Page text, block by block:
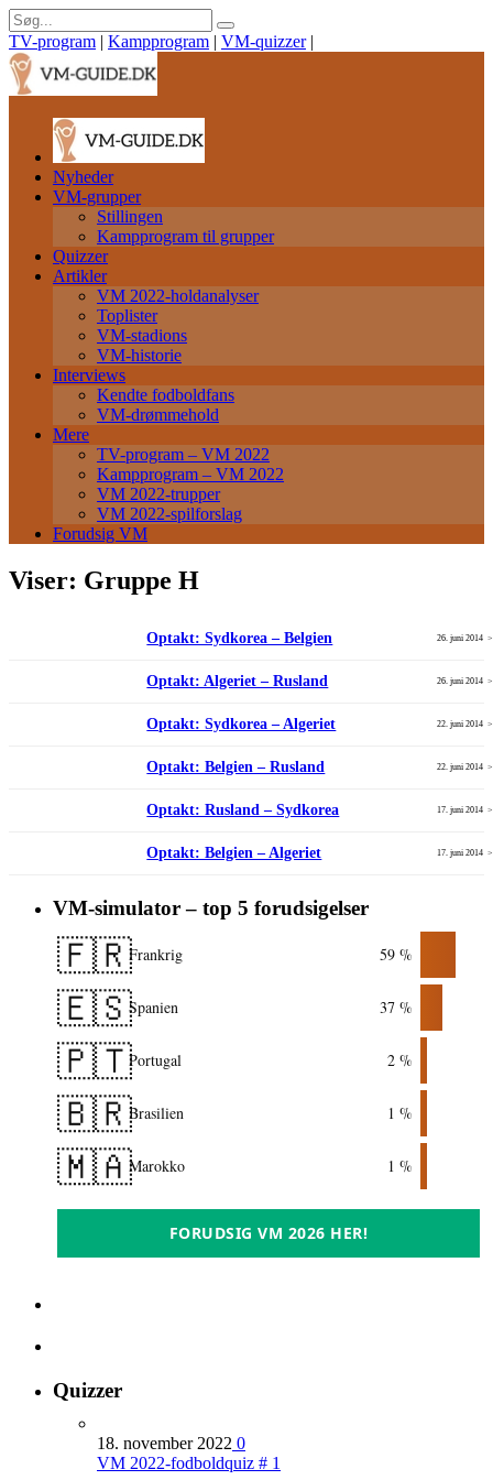
TV-program | Kampprogram | VM-quizzer |
Nyheder
VM-grupper
Stillingen
Kampprogram til grupper
Quizzer
Artikler
VM 2022-holdanalyser
Toplister
VM-stadions
VM-historie
Interviews
Kendte fodboldfans
VM-drømmehold
Mere
TV-program – VM 2022
Kampprogram – VM 2022
VM 2022-trupper
VM 2022-spilforslag
Forudsig VM
Viser: Gruppe H
26. juni 2014
Optakt: Sydkorea – Belgien
26. juni 2014
Optakt: Algeriet – Rusland
22. juni 2014
Optakt: Sydkorea – Algeriet
22. juni 2014
Optakt: Belgien – Rusland
17. juni 2014
Optakt: Rusland – Sydkorea
17. juni 2014
Optakt: Belgien – Algeriet
VM-simulator – top 5 forudsigelser
🇫🇷Frankrig 59 %
🇪🇸Spanien 37 %
🇵🇹Portugal 2 %
🇧🇷Brasilien 1 %
🇲🇦Marokko 1 %
FORUDSIG VM 2026 HER!
Quizzer
18. november 2022 0
VM 2022-fodboldquiz # 1